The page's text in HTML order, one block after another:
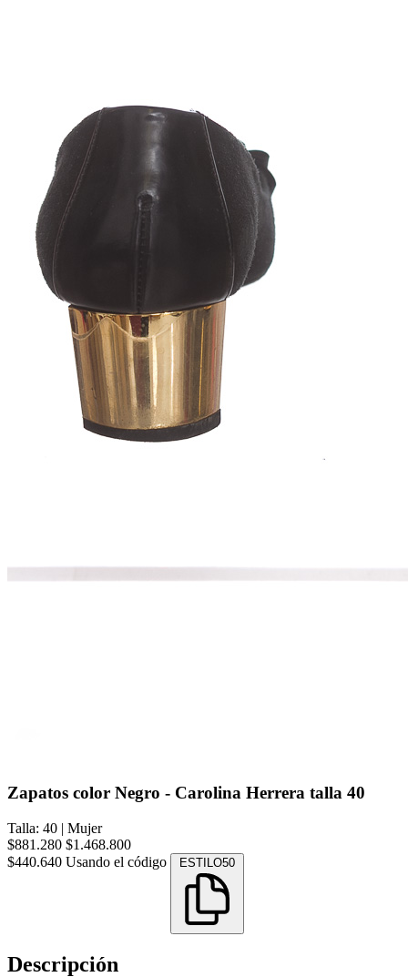
Zapatos color Negro - Carolina Herrera talla 40
Talla: 40 | Mujer
$881.280 $1.468.800
$440.640 Usando el código ESTILO50
Descripción